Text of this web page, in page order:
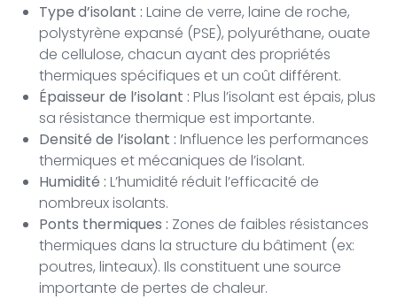
Type d’isolant : Laine de verre, laine de roche,
polystyrène expansé (PSE), polyuréthane, ouate
de cellulose, chacun ayant des propriétés
thermiques spécifiques et un coût différent.
Épaisseur de l’isolant : Plus l’isolant est épais, plus
sa résistance thermique est importante.
Densité de l’isolant : Influence les performances
thermiques et mécaniques de l’isolant.
Humidité : L’humidité réduit l’efficacité de
nombreux isolants.
Ponts thermiques : Zones de faibles résistances
thermiques dans la structure du bâtiment (ex:
poutres, linteaux). Ils constituent une source
importante de pertes de chaleur.